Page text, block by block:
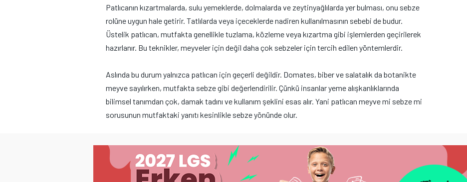
Patlıcanın kızartmalarda, sulu yemeklerde, dolmalarda ve zeytinyağlılarda yer bulması, onu sebze
rolüne uygun hale getirir. Tatlılarda veya içeceklerde nadiren kullanılmasının sebebi de budur.
Üstelik patlıcan, mutfakta genellikle tuzlama, közleme veya kızartma gibi işlemlerden geçirilerek
hazırlanır. Bu teknikler, meyveler için değil daha çok sebzeler için tercih edilen yöntemlerdir.
Aslında bu durum yalnızca patlıcan için geçerli değildir. Domates, biber ve salatalık da botanikte
meyve sayılırken, mutfakta sebze gibi değerlendirilir. Çünkü insanlar yeme alışkanlıklarında
bilimsel tanımdan çok, damak tadını ve kullanım şeklini esas alır. Yani patlıcan meyve mi sebze mi
sorusunun mutfaktaki yanıtı kesinlikle sebze yönünde olur.